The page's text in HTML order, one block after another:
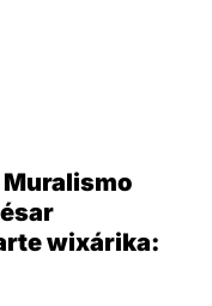
Muralismo
wixárika: